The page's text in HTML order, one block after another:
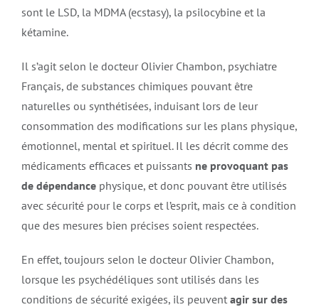
sont le LSD, la MDMA (ecstasy), la psilocybine et la
kétamine.
Il s’agit selon le docteur Olivier Chambon, psychiatre
Français, de substances chimiques pouvant être
naturelles ou synthétisées, induisant lors de leur
consommation des modifications sur les plans physique,
émotionnel, mental et spirituel. Il les décrit comme des
médicaments efficaces et puissants ne provoquant pas
de dépendance physique, et donc pouvant être utilisés
avec sécurité pour le corps et l’esprit, mais ce à condition
que des mesures bien précises soient respectées.
En effet, toujours selon le docteur Olivier Chambon,
lorsque les psychédéliques sont utilisés dans les
conditions de sécurité exigées, ils peuvent agir sur des